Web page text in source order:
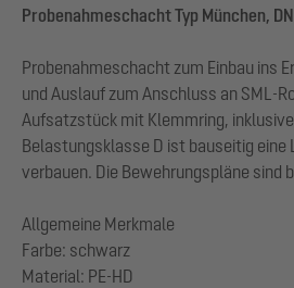
Probenahmeschacht Typ München,
Probenahmeschacht zum Einbau ins
und Auslauf zum Anschluss an SML-
Aufsatzstück mit Klemmring,
Belastungsklasse D ist bauseitig
verbauen. Die Bewehrungspläne sind
Allgemeine Merkmale
Farbe: schwarz
Material: PE-HD